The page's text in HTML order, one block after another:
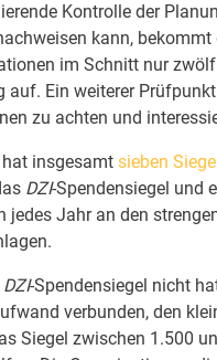
Kontrolle der
kann, bekommt
im Schnitt nur
auf. Ein weiterer
zu achten und
insgesamt sieben
DZI-Spendensiegel und
jedes Jahr an den
DZI-Spendensiegel nicht
verbunden, den
Siegel zwischen 1.500